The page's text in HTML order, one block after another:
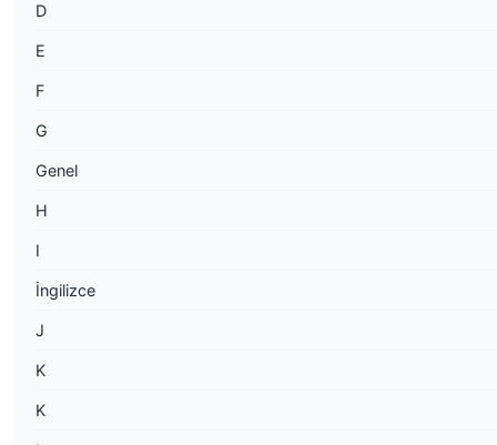
D
E
F
G
Genel
H
I
İngilizce
J
K
K